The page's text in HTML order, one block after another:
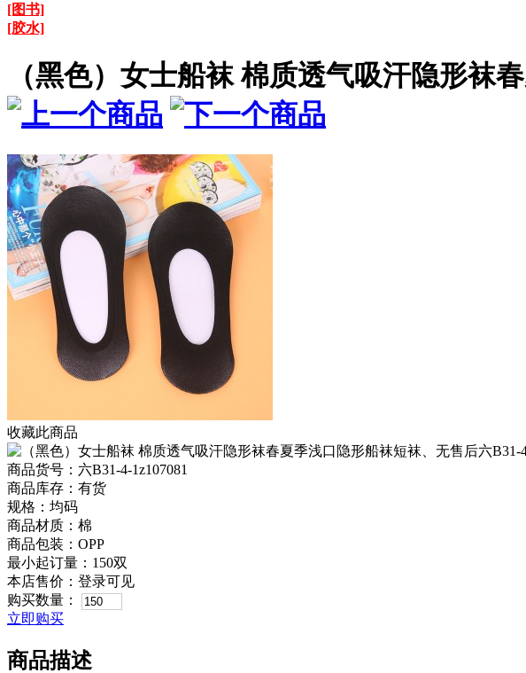
[图书]
[胶水]
（黑色）女士船袜 棉质透气吸汗隐形袜
收藏此商品
商品货号：六B31-4-1z107081
商品库存：有货
规格：均码
商品材质：棉
商品包装：OPP
最小起订量：150双
本店售价： 登录可见
购买数量：
立即购买
商品描述